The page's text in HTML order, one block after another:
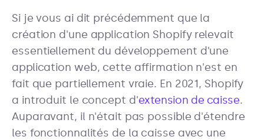
Si je vous ai dit précédemment que la
création d'une application Shopify relevait
essentiellement du développement d'une
application web, cette affirmation n'est en
fait que partiellement vraie. En 2021, Shopify
a introduit le concept d'extension de caisse.
Auparavant, il n'était pas possible d'étendre
les fonctionnalités de la caisse avec une